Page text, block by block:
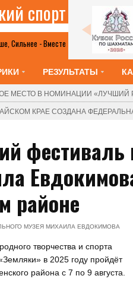
Сильнее - Вместе
спорт
РЕЗУЛЬТАТЫ
МЕСТО В НОМИНАЦИИ «ЛУЧШИЙ
КРАЕ СОЗДАНА
фестиваль
районе
МУЗЕЯ МИХАИЛА ЕВДОКИМОВА
творчества и спорта
в 2025 году пройдёт
района с 7 по 9 августа.